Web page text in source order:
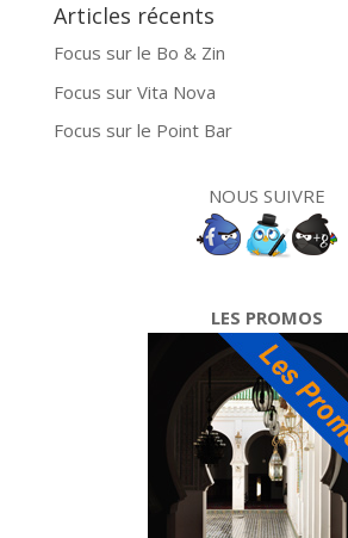
Articles récents
Focus sur le Bo & Zin
Focus sur Vita Nova
Focus sur le Point Bar
NOUS SUIVRE
LES PROMOS